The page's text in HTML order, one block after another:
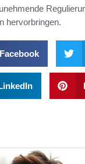
hervorbringen.
Facebook